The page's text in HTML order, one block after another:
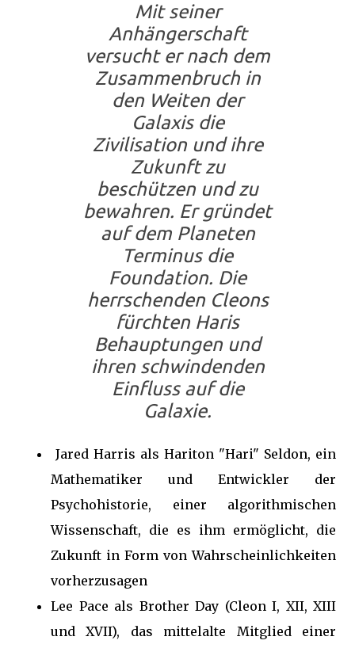
Mit seiner
Anhängerschaft
versucht er nach dem
Zusammenbruch in
den Weiten der
Galaxis die
Zivilisation und ihre
Zukunft zu
beschützen und zu
bewahren. Er gründet
auf dem Planeten
Terminus die
Foundation. Die
herrschenden Cleons
fürchten Haris
Behauptungen und
ihren schwindenden
Einfluss auf die
Galaxie.
Jared Harris als Hariton "Hari" Seldon, ein
Mathematiker und Entwickler der
Psychohistorie, einer algorithmischen
Wissenschaft, die es ihm ermöglicht, die
Zukunft in Form von Wahrscheinlichkeiten
vorherzusagen
Lee Pace als Brother Day (Cleon I, XII, XIII
und XVII), das mittelalte Mitglied einer